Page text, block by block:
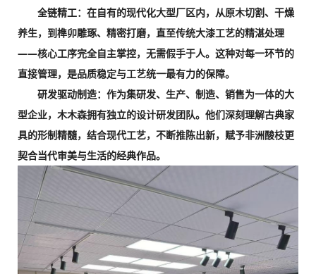
全链精工：在自有的现代化大型厂区内，从原木切割、干燥
养生，到榫卯雕琢、精密打磨，直至传统大漆工艺的精湛处理
——核心工序完全自主掌控，无需假手于人。这种对每一环节的
直接管理，是品质稳定与工艺统一最有力的保障。
研发驱动制造：作为集研发、生产、制造、销售为一体的大
型企业，木木森拥有独立的设计研发团队。他们深刻理解古典家
具的形制精髓，结合现代工艺，不断推陈出新，赋予非洲酸枝更
契合当代审美与生活的经典作品。